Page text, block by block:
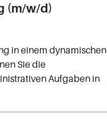
(m/w/d)
in einem dynamischen
Sie die
Aufgaben in